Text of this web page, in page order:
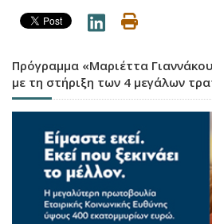
Πρόγραμμα «Μαριέττα
με τη στήριξη των 4 μεγάλων